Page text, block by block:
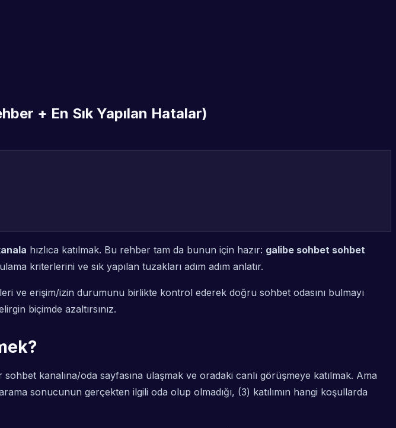
+ En Sık Yapılan Hatalar)
hızlıca katılmak. Bu rehber tam da bunun için hazır: galibe sohbet sohbet
kriterlerini ve sık yapılan tuzakları adım adım anlatır.
ve erişim/izin durumunu birlikte kontrol ederek doğru sohbet odasını bulmayı
biçimde azaltırsınız.
kanalına/oda sayfasına ulaşmak ve oradaki canlı görüşmeye katılmak. Ama
sonucunun gerçekten ilgili oda olup olmadığı, (3) katılımın hangi koşullarda